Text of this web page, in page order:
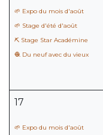
🌱 Expo du mois d'août
🌱 Stage d'été d'août
⛏️ Stage Star Académine
🧶 Du neuf avec du vieux
17
🌱 Expo du mois d'août